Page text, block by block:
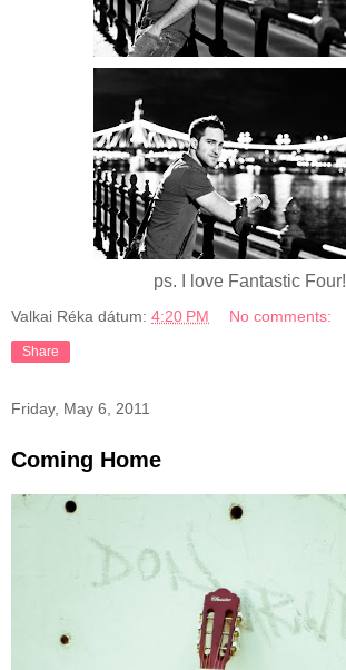
ps. I love Fantastic Four!
Valkai Réka dátum: 4:20 PM No comments:
Share
Friday, May 6, 2011
Coming Home